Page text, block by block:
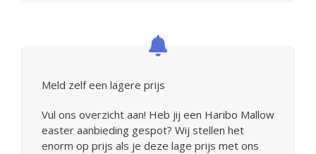
Meld zelf een lagere prijs
Vul ons overzicht aan! Heb jij een Haribo Mallow
easter aanbieding gespot? Wij stellen het
enorm op prijs als je deze lage prijs met ons